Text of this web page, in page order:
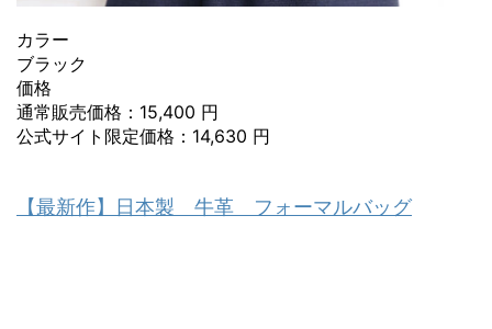
カラー
ブラック
価格
通常販売価格：15,400 円
公式サイト限定価格：14,630 円
【最新作】日本製 牛革 フォーマルバッグ